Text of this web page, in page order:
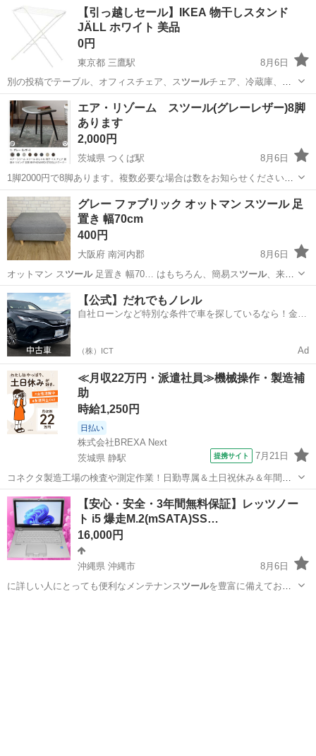
【引っ越しセール】IKEA 物干しスタンド
JÄLL ホワイト 美品
0円
東京都 三鷹駅
8月6日
別の投稿でテーブル、オフィスチェア、ス ツールチェア、冷蔵庫、そ
の他の家具・家電も出…
東京 武蔵野市 三鷹駅 収納家具 物干しスタンド
エア・リゾーム スツール(グレーレザー)8脚
あります
2,000円
茨城県 つくば駅
8月6日
1脚2000円で8脚あります。複数必要な場合は数をお知らせください。
新品をAmazon購入後、展示会で7日間使用し暗所で梱包しておりまし
た。 購入時の段ボールに入れてお渡しします。 現地にとりに来ていた
だける人のみお願...
茨城 つくば市 椅子 レザー
グレー ファブリック オットマン スツール 足
置き 幅70cm
400円
大阪府 南河内郡
8月6日
オットマン ス ツール 足置き 幅70… はもちろん、簡易ス ツール、来客
用の補助椅子… リビング用のロースツールとしてもお使いいた…
大阪 南河内郡 ソファ
【公式】だれでもノレル
自社ローンなど特別な条件で車を探しているなら！金利
（株）ICT Ad
≪月収22万円・派遣社員≫機械操作・製造補
助
時給1,250円
日払い
株式会社BREXA Next
茨城県 静駅
提携サイト 7月21日
コネクタ製造工場の検査や測定作業！日勤専属＆土日祝休み＆年間休
日128日★クリーンルーム内作業★マイカー通勤OK＆無料駐車場あり
★就業先食堂利用可！日払い制度あり！《茨城県常陸大宮市》 人気の
工場のお仕事 ◇コネクタ製造工...
茨城 常陸大宮市 静駅 その他
【安心・安全・3年間無料保証】レッツノー
ト i5 爆走M.2(mSATA)SS…
16,000円
沖縄県 沖縄市
8月6日
に詳しい人にとっても便利なメンテナンス ツールを豊富に備えており